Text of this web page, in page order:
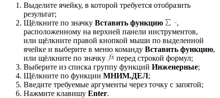
Выделите ячейку, в которой требуется отобразить
результат;
Щёлкните по значку Вставить функцию
,
расположенному на верхней панели инструментов,
или щёлкните правой кнопкой мыши по выделенной
ячейке и выберите в меню команду Вставить функцию,
или щёлкните по значку
перед строкой формул;
Выберите из списка группу функций Инженерные;
Щёлкните по функции МНИМ.ДЕЛ;
Введите требуемые аргументы через точку с запятой;
Нажмите клавишу Enter.